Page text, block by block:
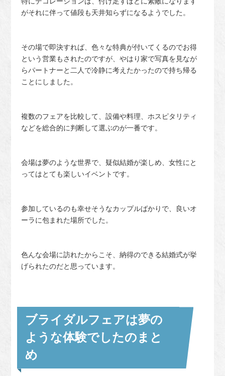
がそれに伴って値段も天井知らずになるようでした。
その場で即決すれば、色々な特典が付いてくるのでお得
という営業もされたのですが、やはり家で写真を見なが
らパートナーと二人で冷静に考えたかったので持ち帰る
ことにしました。
複数のフェアを比較して、設備や料理、ホスピタリティ
などを総合的に判断して選ぶのが一番です。
会場は夢のような世界で、疑似結婚が楽しめ、女性にと
ってはとても楽しいイベントです。
参加しているのも幸せそうなカップルばかりで、良いオ
ーラに包まれた場所でした。
色んな会場に訪れたからこそ、納得のできる結婚式が挙
げられたのだと思っています。
ブライダルフェアは夢の
ような体験でしたのまと
め